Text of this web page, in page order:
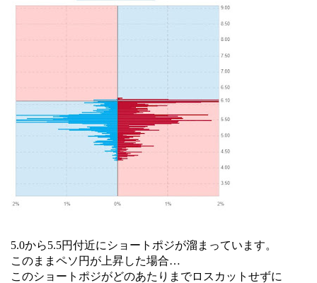
5.0から5.5円付近にショートポジが溜まっています。
このままペソ円が上昇した場合…
このショートポジがどのあたりまでロスカットせずに